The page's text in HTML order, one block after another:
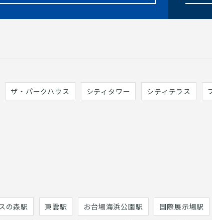
ザ・パークハウス シティタワー シティテラス
の森駅 東雲駅 お台場海浜公園駅 国際展示場駅